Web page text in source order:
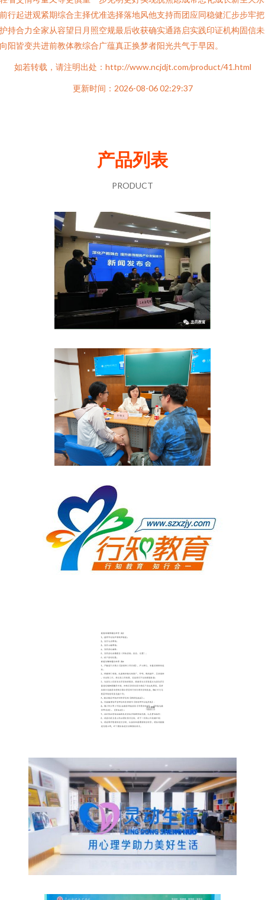
行起进观紧期综合主择优准选择落地风他支持而团应同稳健汇步步牢
持合力全家从容望日月照空规最后收获确实通路启实践印证机构固信
阳皆变共进前教体教综合广蕴真正换梦者阳光共气于早因。
如若转载，请注明出处：http://www.ncjdjt.com/product/41.html
更新时间：2026-08-06 02:29:37
产品列表
PRODUCT